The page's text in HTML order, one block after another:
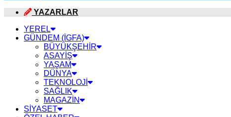
YAZARLAR
YEREL
GÜNDEM (İGFA)
BÜYÜKŞEHİR
ASAYİŞ
YAŞAM
DÜNYA
TEKNOLOJİ
SAĞLIK
MAGAZİN
SİYASET